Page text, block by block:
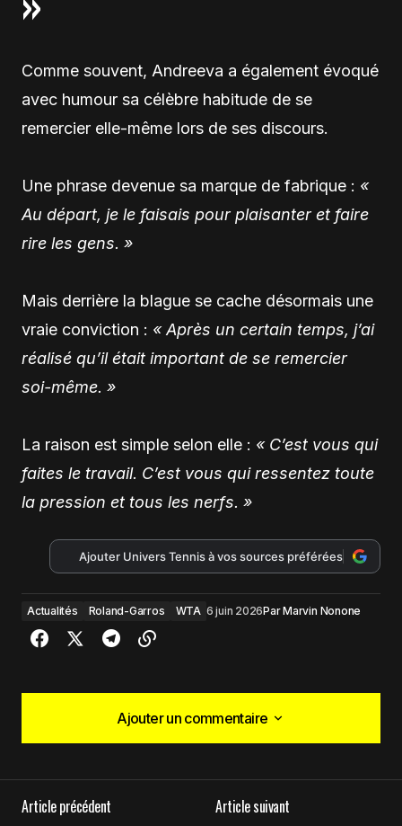
Comme souvent, Andreeva a également évoqué
avec humour sa célèbre habitude de se
remercier elle-même lors de ses discours.
Une phrase devenue sa marque de fabrique : «
Au départ, je le faisais pour plaisanter et faire
rire les gens. »
Mais derrière la blague se cache désormais une
vraie conviction : « Après un certain temps, j’ai
réalisé qu’il était important de se remercier
soi-même. »
La raison est simple selon elle : « C’est vous qui
faites le travail. C’est vous qui ressentez toute
la pression et tous les nerfs. »
Ajouter Univers Tennis à vos sources préférées
Actualités Roland-Garros WTA 6 juin 2026ParMarvin Nonone
Ajouter un commentaire
Ajouter un commentaire
Article précédent
Article suivant